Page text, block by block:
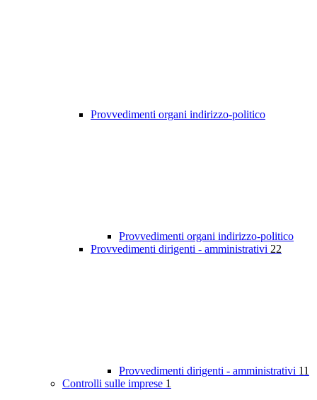
Provvedimenti organi indirizzo-politico
Provvedimenti organi indirizzo-politico
Provvedimenti dirigenti - amministrativi 22
Provvedimenti dirigenti - amministrativi 11
Controlli sulle imprese 1